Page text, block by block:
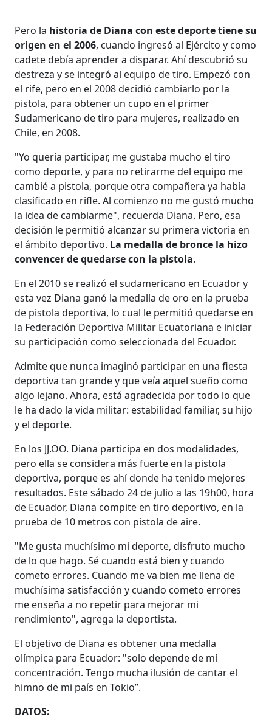
Pero la historia de Diana con este deporte tiene su
origen en el 2006, cuando ingresó al Ejército y como
cadete debía aprender a disparar. Ahí descubrió su
destreza y se integró al equipo de tiro. Empezó con
el rife, pero en el 2008 decidió cambiarlo por la
pistola, para obtener un cupo en el primer
Sudamericano de tiro para mujeres, realizado en
Chile, en 2008.
"Yo quería participar, me gustaba mucho el tiro
como deporte, y para no retirarme del equipo me
cambié a pistola, porque otra compañera ya había
clasificado en rifle. Al comienzo no me gustó mucho
la idea de cambiarme", recuerda Diana. Pero, esa
decisión le permitió alcanzar su primera victoria en
el ámbito deportivo. La medalla de bronce la hizo
convencer de quedarse con la pistola.
En el 2010 se realizó el sudamericano en Ecuador y
esta vez Diana ganó la medalla de oro en la prueba
de pistola deportiva, lo cual le permitió quedarse en
la Federación Deportiva Militar Ecuatoriana e iniciar
su participación como seleccionada del Ecuador.
Admite que nunca imaginó participar en una fiesta
deportiva tan grande y que veía aquel sueño como
algo lejano. Ahora, está agradecida por todo lo que
le ha dado la vida militar: estabilidad familiar, su hijo
y el deporte.
En los JJ.OO. Diana participa en dos modalidades,
pero ella se considera más fuerte en la pistola
deportiva, porque es ahí donde ha tenido mejores
resultados. Este sábado 24 de julio a las 19h00, hora
de Ecuador, Diana compite en tiro deportivo, en la
prueba de 10 metros con pistola de aire.
"Me gusta muchísimo mi deporte, disfruto mucho
de lo que hago. Sé cuando está bien y cuando
cometo errores. Cuando me va bien me llena de
muchísima satisfacción y cuando cometo errores
me enseña a no repetir para mejorar mi
rendimiento", agrega la deportista.
El objetivo de Diana es obtener una medalla
olímpica para Ecuador: "solo depende de mí
concentración. Tengo mucha ilusión de cantar el
himno de mi país en Tokio”.
DATOS: